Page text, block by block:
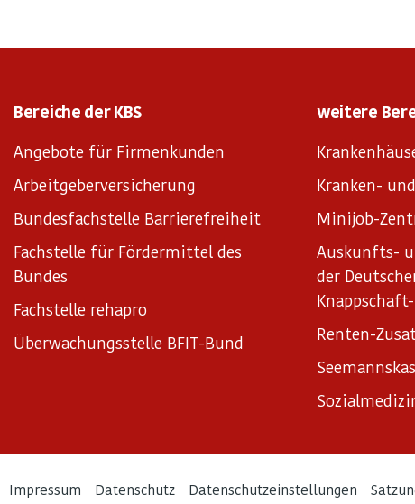
Bereiche der KBS
Angebote für Firmenkunden
Arbeitgeberversicherung
Bundesfachstelle Barrierefreiheit
Fachstelle für Fördermittel des
Bundes
Fachstelle rehapro
Überwachungsstelle BFIT-Bund
weitere
Kranken-
Minijob-
Auskunfts-
der
Renten-
Impressum Datenschutz Datenschutzeinstellungen